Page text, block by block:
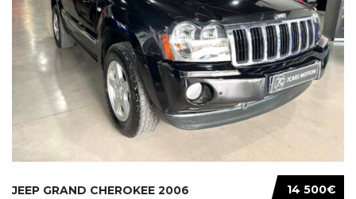
14 500€
JEEP GRAND CHEROKEE 2006